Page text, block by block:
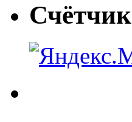
Счётчик